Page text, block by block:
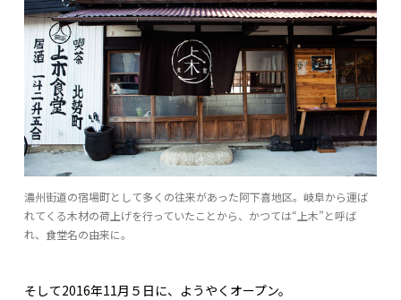
濃州街道の宿場町として多くの往来があった阿下喜地区。岐阜から運ば
れてくる木材の荷上げを行っていたことから、かつては“上木”と呼ば
れ、食堂名の由来に。
そして2016年11月５日に、ようやくオープン。